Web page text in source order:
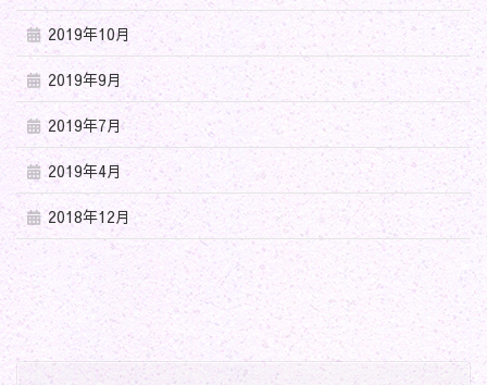
2019年10月
2019年9月
2019年7月
2019年4月
2018年12月